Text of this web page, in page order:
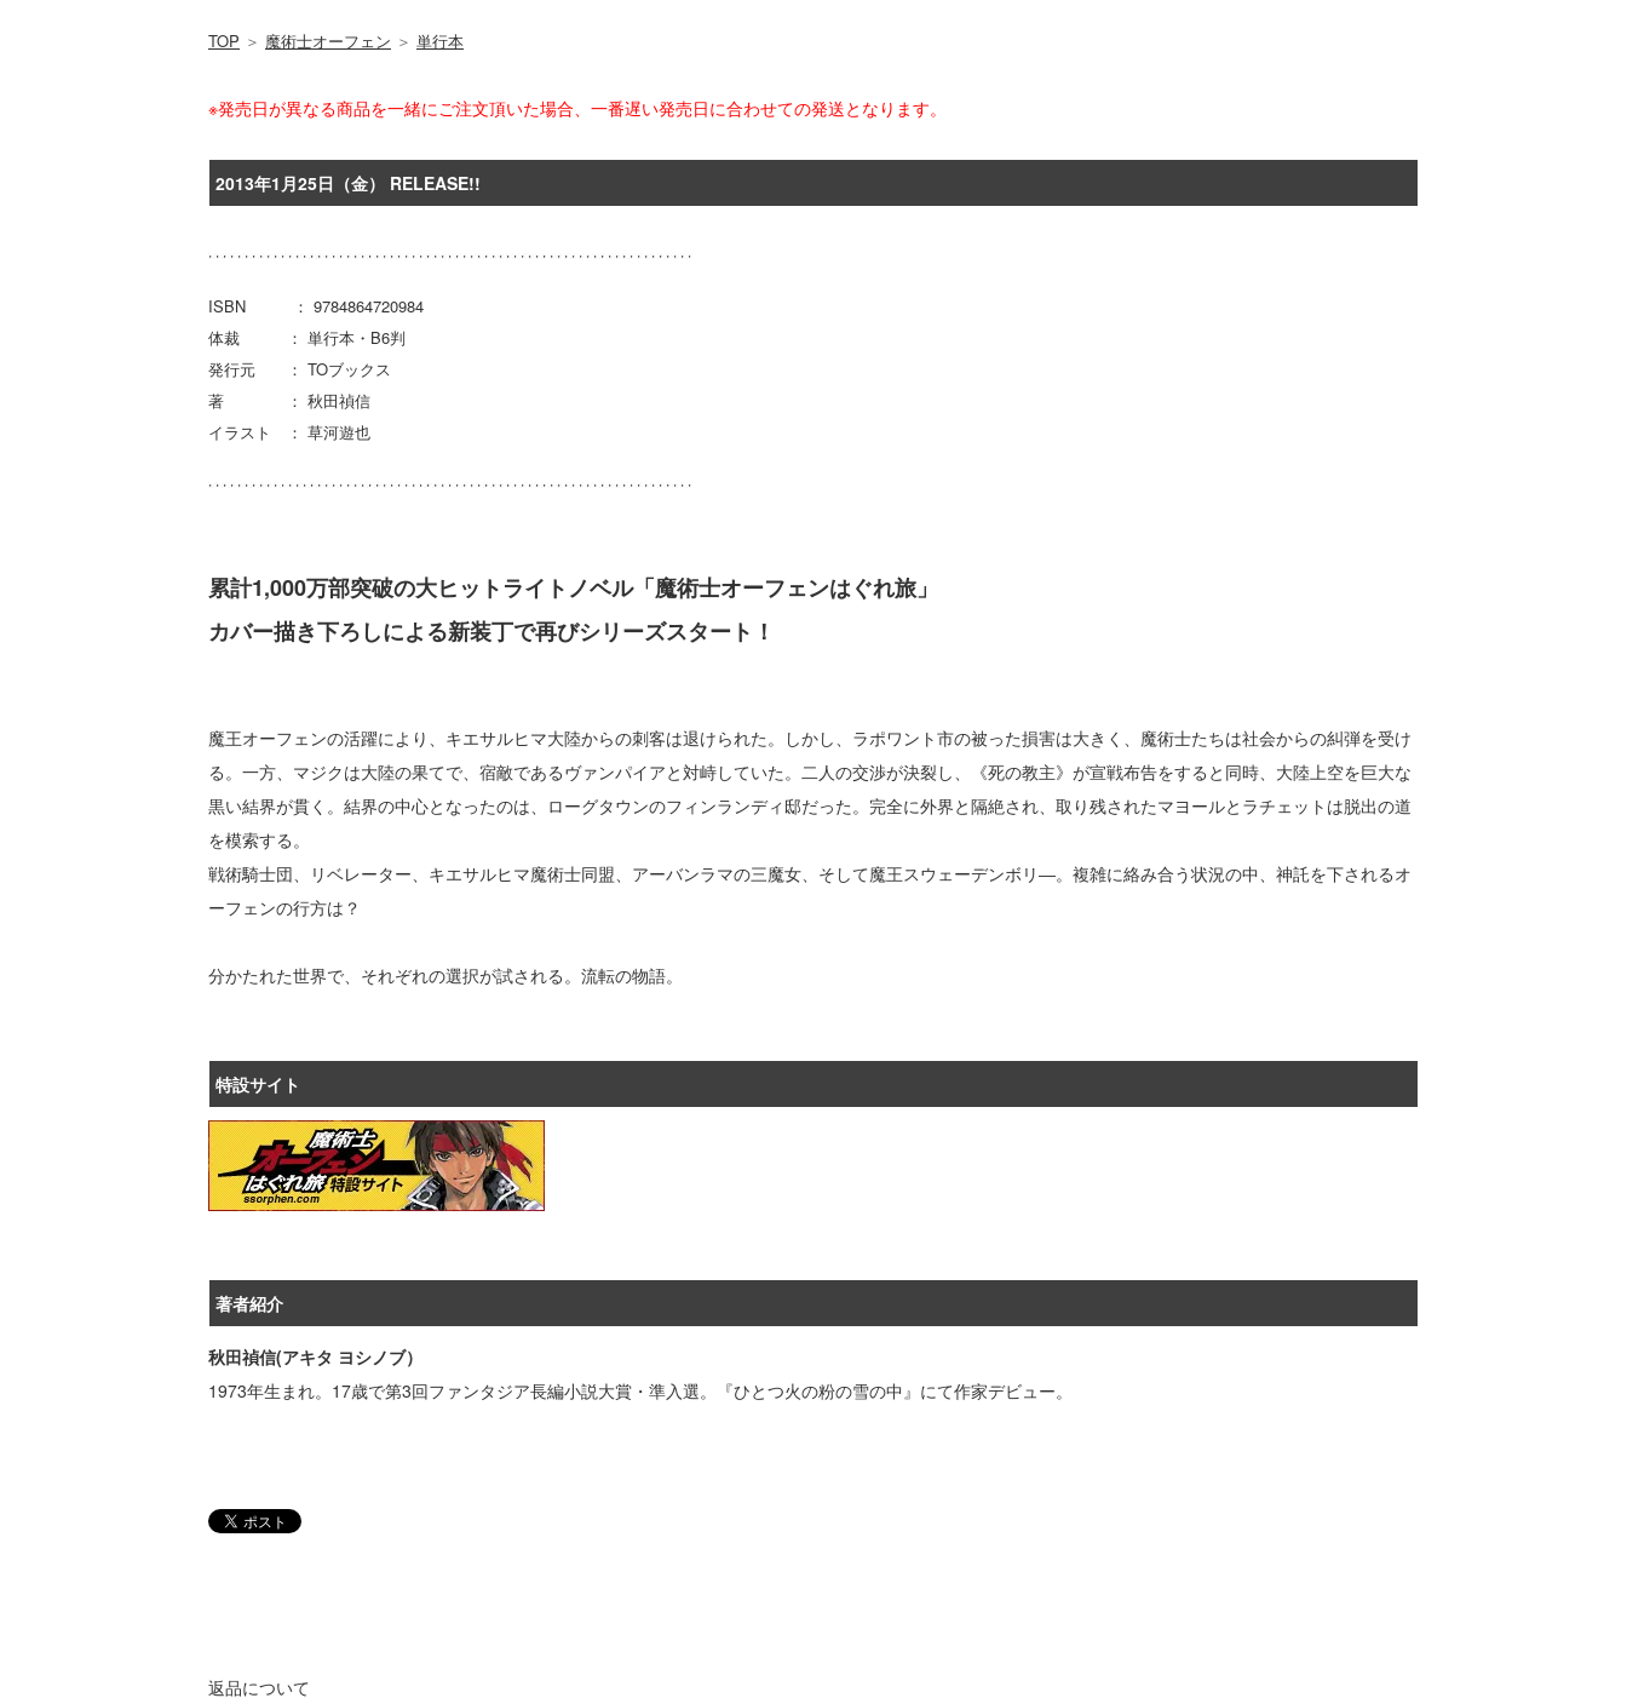
TOP ＞ 魔術士オーフェン ＞ 単行本
※発売日が異なる商品を一緒にご注文頂いた場合、一番遅い発売日に合わせての発送となります。
2013年1月25日（金） RELEASE!!
ISBN ： 9784864720984
体裁 ： 単行本・B6判
発行元 ： TOブックス
著 ： 秋田禎信
イラスト ： 草河遊也
累計1,000万部突破の大ヒットライトノベル「魔術士オーフェンはぐれ旅」
カバー描き下ろしによる新装丁で再びシリーズスタート！
魔王オーフェンの活躍により、キエサルヒマ大陸からの刺客は退けられた。しかし、ラポワント市の被った損害は大きく、魔術士たちは社会からの糾弾を受け
る。一方、マジクは大陸の果てで、宿敵であるヴァンパイアと対峙していた。二人の交渉が決裂し、《死の教主》が宣戦布告をすると同時、大陸上空を巨大な
黒い結界が貫く。結界の中心となったのは、ローグタウンのフィンランディ邸だった。完全に外界と隔絶され、取り残されたマヨールとラチェットは脱出の道
を模索する。
戦術騎士団、リベレーター、キエサルヒマ魔術士同盟、アーバンラマの三魔女、そして魔王スウェーデンボリ―。複雑に絡み合う状況の中、神託を下されるオ
ーフェンの行方は？
分かたれた世界で、それぞれの選択が試される。流転の物語。
特設サイト
著者紹介
秋田禎信(アキタ ヨシノブ）
1973年生まれ。17歳で第3回ファンタジア長編小説大賞・準入選。『ひとつ火の粉の雪の中』にて作家デビュー。
返品について